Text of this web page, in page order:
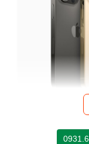
Được chế tác từ